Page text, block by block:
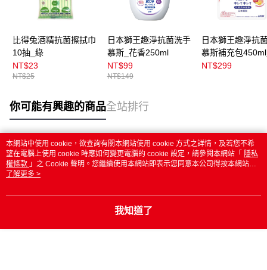
比得兔酒精抗菌擦拭巾
10抽_綠
NT$23
NT$25
日本獅王趣淨抗菌洗手
慕斯_花香250ml
NT$99
NT$149
日本獅王趣淨抗
慕斯補充包
香
NT$299
你可能有興趣的商品全站排行
熱門標籤
本網站中使用 cookie，欲查詢有關本網站使用 cookie 方式之詳情，及若您不希
望在電腦上使用 cookie 時應如何變更電腦的 cookie 設定，請參閱本網站「 隱私
權條款 」之 Cookie 聲明。您繼續使用本網站即表示您同意本公司得按本網站使
用條款之 Cookie 聲明使用 cookie。
了解更多 >
我知道了